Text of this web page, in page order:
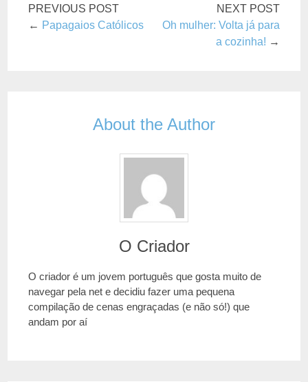
PREVIOUS POST
← Papagaios Católicos
NEXT POST
Oh mulher: Volta já para
a cozinha! →
About the Author
O Criador
O criador é um jovem português que gosta muito de
navegar pela net e decidiu fazer uma pequena
compilação de cenas engraçadas (e não só!) que
andam por aí